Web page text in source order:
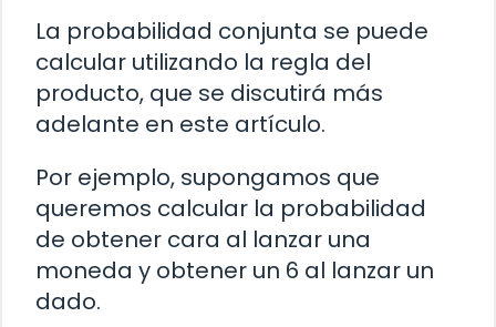
La probabilidad conjunta se puede
calcular utilizando la regla del
producto, que se discutirá más
adelante en este artículo.
Por ejemplo, supongamos que
queremos calcular la probabilidad
de obtener cara al lanzar una
moneda y obtener un 6 al lanzar un
dado.